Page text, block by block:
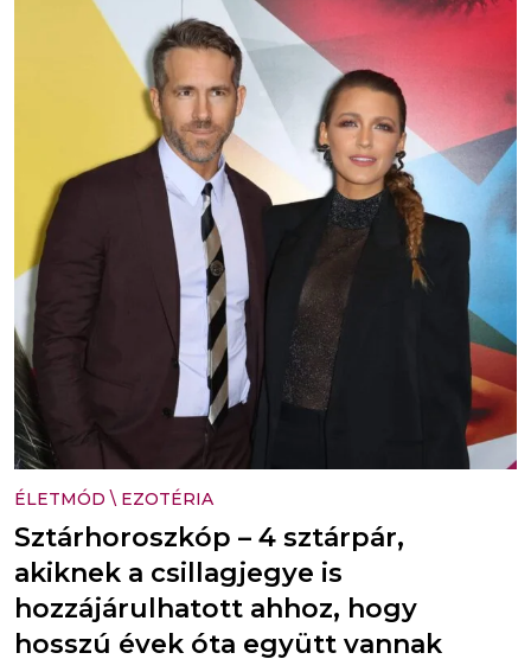
ÉLETMÓD \ EZOTÉRIA
Sztárhoroszkóp – 4 sztárpár,
akiknek a csillagjegye is
hozzájárulhatott ahhoz, hogy
hosszú évek óta együtt vannak